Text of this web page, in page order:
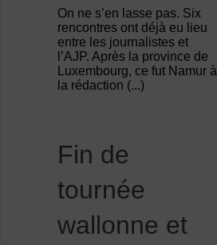
On ne s’en lasse pas. Six
rencontres ont déjà eu lieu
entre les journalistes et
l’AJP. Après la province de
Luxembourg, ce fut Namur à
la rédaction (...)
Fin de
tournée
wallonne et